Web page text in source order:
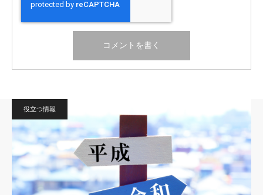
役立つ情報